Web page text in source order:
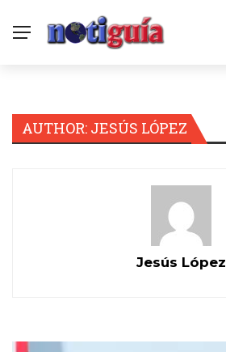
AUTHOR: JESÚS LÓPEZ
Jesús López